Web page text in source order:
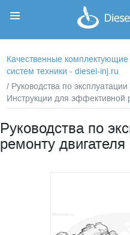
Качественные
систем техники - diesel-inj.ru
/ Руководства по
Инструкции для эффективной
Руководства по
ремонту